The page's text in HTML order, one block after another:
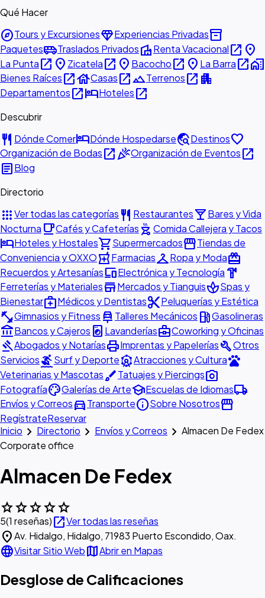
Qué Hacer
exploreTours y ExcursionesdiamondExperiencias Privadasinventory_2
Paquetesairport_shuttleTraslados PrivadosvillaRenta Vacacionalopen_in_new place
La Puntaopen_in_new place Zicatelaopen_in_new place Bacochoopen_in_new place La Barraopen_in_newhome_work
Bienes Raícesopen_in_newhouseCasasopen_in_newlandscapeTerrenosopen_in_new apartment
Departamentosopen_in_newhotelHotelesopen_in_new
Descubrir
restaurant Dónde ComerhotelDónde Hospedarsetravel_exploreDestinosfavorite
Organización de Bodasopen_in_newcelebrationOrganización de Eventosopen_in_new
articleBlog
Directorio
appsVer todas las categorías restaurant Restauranteslocal_barBares y Vida
Nocturna local_cafeCafés y Cafeterías outdoor_grill Comida Callejera y Tacos
hotelHoteles y Hostalesshopping_cartSupermercadosstorefrontTiendas de
Conveniencia y OXXOlocal_pharmacyFarmaciascheckroomRopa y Modaredeem
Recuerdos y ArtesaníasdevicesElectrónica y Tecnología hardware
Ferreterías y MaterialesstoreMercados y TianguisspaSpas y
Bienestarmedical_servicesMédicos y Dentistascontent_cutPeluquerías y Estética
fitness_centerGimnasios y Fitness car_repair Talleres Mecánicos local_gas_stationGasolineras
account_balanceBancos y Cajeros local_laundry_service Lavanderíasbusiness_centerCoworking y Oficinas
gavelAbogados y NotaríasprintImprentas y PapeleríasbuildOtros
ServiciossurfingSurf y DeporteattractionsAtracciones y Culturapets
Veterinarias y MascotasbrushTatuajes y Piercingsphoto_camera
FotografíapaletteGalerías de ArteschoolEscuelas de Idiomaslocal_shipping
Envíos y Correosdirections_carTransporteinfoSobre Nosotrosstorefront
RegístrateReservar
Inicio chevron_right Directorio chevron_right Envíos y Correos chevron_right Almacen De Fedex
Corporate office
Almacen De Fedex
starstarstarstarstar
5(1 reseñas)open_in_newVer todas las reseñas
location_onAv. Hidalgo, Hidalgo, 71983 Puerto Escondido, Oax.
languageVisitar Sitio WebmapAbrir en Mapas
Desglose de Calificaciones